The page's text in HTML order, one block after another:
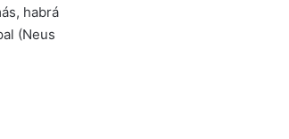
habrá
(Neus